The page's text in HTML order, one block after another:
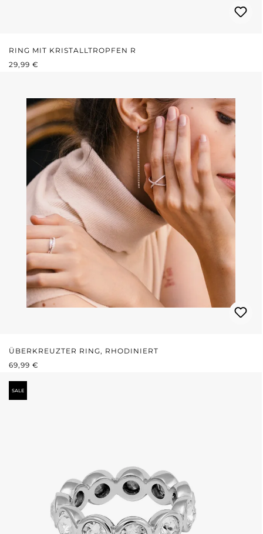
RING MIT KRISTALLTROPFEN R
REGULÄRER PREIS:
29,99 €
ÜBERKREUZTER RING, RHODINIERT
REGULÄRER PREIS:
69,99 €
SALE